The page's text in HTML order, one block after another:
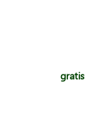
gratis